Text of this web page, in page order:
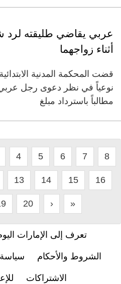
عربي يقاضي طليقته لرد
أثناء زواجهما
قضت المحكمة المدنية
نوعياً في نظر دعوى رجل
مطالباً باسترداد مبلغ
4 5 6 7 8
13 14 15 16
20 › »
تعرف إلى الإمارات
الشروط والأحكام
الاشتراكات